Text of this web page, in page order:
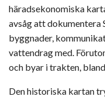
häradsekonomiska
avsåg att dokumentera
byggnader,
vattendrag med.
och byar i trakten,
Den historiska kartan